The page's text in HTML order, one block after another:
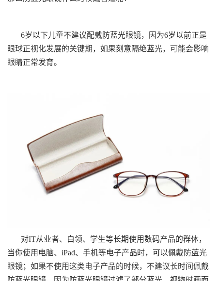
6岁以下儿童不建议配戴防蓝光眼镜，因为6岁以前正是
眼球正视化发展的关键期，如果刻意隔绝蓝光，可能会影响
眼睛正常发育。
对IT从业者、白领、学生等长期使用数码产品的群体，
当你使用电脑、iPad、手机等电子产品时，可以佩戴防蓝光
眼镜；如果不使用这类电子产品的时候，不建议长时间佩戴